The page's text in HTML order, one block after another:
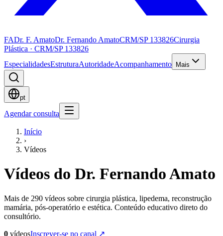
FADr. F. AmatoDr. Fernando AmatoCRM/SP 133826Cirurgia
Plástica · CRM/SP 133826
EspecialidadesEstruturaAutoridadeAcompanhamento Mais
pt
Agendar consulta
Início
›
Vídeos
Vídeos do Dr. Fernando Amato
Mais de 290 vídeos sobre cirurgia plástica, lipedema, reconstrução
mamária, pós-operatório e estética. Conteúdo educativo direto do
consultório.
0 vídeosInscrever-se no canal ↗